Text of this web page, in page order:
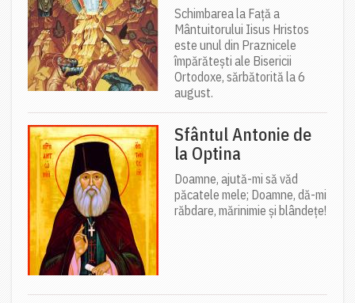
Schimbarea la Față a
Mântuitorului Iisus Hristos
este unul din Praznicele
împărătești ale Bisericii
Ortodoxe, sărbătorită la 6
august.
Sfântul Antonie de
la Optina
Doamne, ajută-mi să văd
păcatele mele; Doamne, dă-mi
răbdare, mărinimie şi blândeţe!